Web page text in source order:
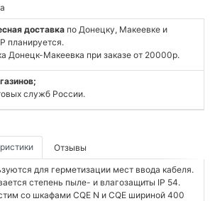
доставка по Донецку, Макеевке и
планируется.
Донецк-Макеевка при заказе от 20000р.
служб России.
Отзывы
для герметизации мест ввода кабеля.
степень пыле- и влагозащиты IP 54.
со шкафами CQE N и CQE шириной 400